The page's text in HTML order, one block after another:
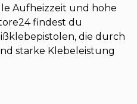
Aufheizzeit und hohe
findest du
die durch
starke Klebeleistung